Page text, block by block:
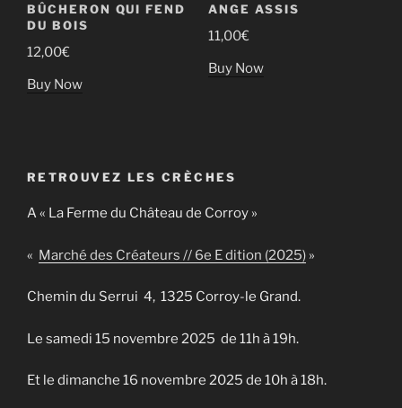
BÛCHERON QUI FEND
DU BOIS
12,00€
Buy Now
ANGE ASSIS
11,00€
Buy Now
RETROUVEZ LES CRÈCHES
A « La Ferme du Château de Corroy »
« Marché des Créateurs // 6e E dition (2025) »
Chemin du Serrui 4, 1325 Corroy-le Grand.
Le samedi 15 novembre 2025 de 11h à 19h.
Et le dimanche 16 novembre 2025 de 10h à 18h.